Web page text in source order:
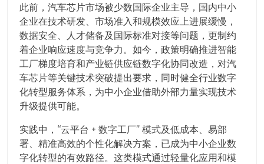
此前，汽车芯片市场被少数国际企业主导，国内中小
企业在技术研发、市场准入和规模效应上进展缓慢，
数据安全、人才储备及国际标准对接等问题，更制约
着企业响应速度与竞争力。如今，政策明确推进智能
工厂梯度培育和产业链供应链数字化协同改造，对汽
车芯片等关键技术突破提出要求，同时健全行业数字
化转型服务体系，为中小企业借助外部力量实现技术
升级提供可能。
实践中，“云平台 + 数字工厂” 模式及低成本、易部
署、精准高效的个性化解决方案，已成为中小企业数
字化转型的有效路径。这类模式通过轻量化应用和模